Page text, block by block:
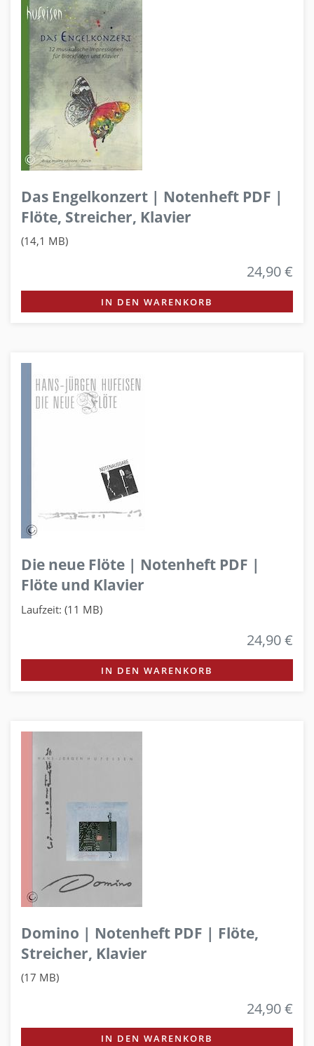
Das Engelkonzert | Notenheft PDF |
Flöte, Streicher, Klavier
(14,1 MB)
24,90 €
IN DEN WARENKORB
Die neue Flöte | Notenheft PDF |
Flöte und Klavier
Laufzeit: (11 MB)
24,90 €
IN DEN WARENKORB
Domino | Notenheft PDF | Flöte,
Streicher, Klavier
(17 MB)
24,90 €
IN DEN WARENKORB